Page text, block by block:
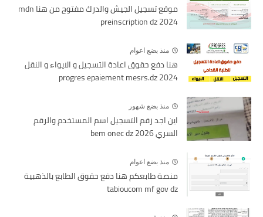
موقع تسجيل الجيش والدرك مفتوح من هنا mdn
preinscription dz 2024
منذ بضع اعوام
هنا دفع حقوق اعادة التسجيل و الايواء و النقل
2024 progres epaiement mesrs.dz
منذ بضع شهور
اين اجد رقم التسجيل اسم المستخدم والرقم
السري bem onec dz 2026
منذ بضع اعوام
منصة طابعكم هنا دفع حقوق الطابع بالذهبية
tabioucom mf gov dz